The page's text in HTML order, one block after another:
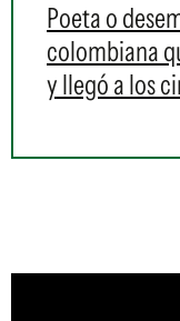
Poeta o
colombiana
y llegó a los